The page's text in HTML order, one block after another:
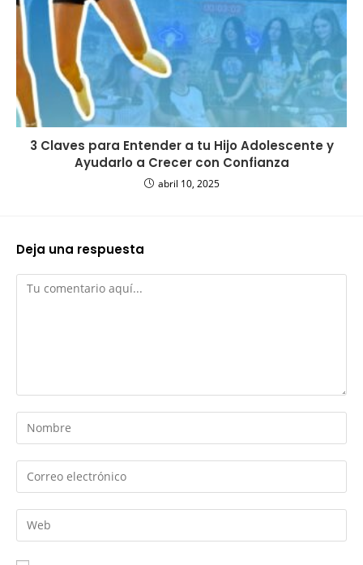
3 Claves para Entender a tu Hijo Adolescente y
Ayudarlo a Crecer con Confianza
abril 10, 2025
Deja una respuesta